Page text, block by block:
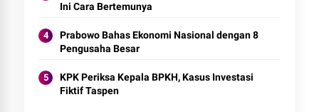
Ini Cara Bertemunya
Prabowo Bahas Ekonomi Nasional dengan 8
Pengusaha Besar
KPK Periksa Kepala BPKH, Kasus Investasi
Fiktif Taspen